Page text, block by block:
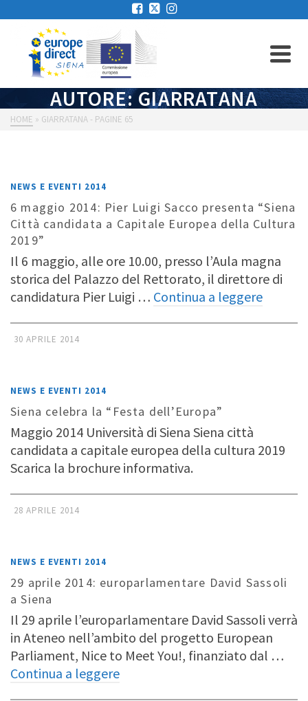
AUTORE: GIARRATANA
HOME » GIARRATANA - PAGINE 65
NEWS E EVENTI 2014
6 maggio 2014: Pier Luigi Sacco presenta “Siena
Città candidata a Capitale Europea della Cultura
2019”
Il 6 maggio, alle ore 10.00, presso l’Aula magna
storica del Palazzo del Rettorato, il direttore di
candidatura Pier Luigi … Continua a leggere
30 APRILE 2014
NEWS E EVENTI 2014
Siena celebra la “Festa dell’Europa”
Maggio 2014 Università di Siena Siena città
candidata a capitale europea della cultura 2019
Scarica la brochure informativa.
28 APRILE 2014
NEWS E EVENTI 2014
29 aprile 2014: europarlamentare David Sassoli
a Siena
Il 29 aprile l’europarlamentare David Sassoli verrà
in Ateneo nell’ambito del progetto European
Parliament, Nice to Meet You!, finanziato dal …
Continua a leggere